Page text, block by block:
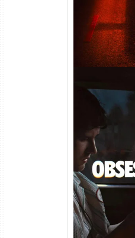
Obsessão
WEB-DL